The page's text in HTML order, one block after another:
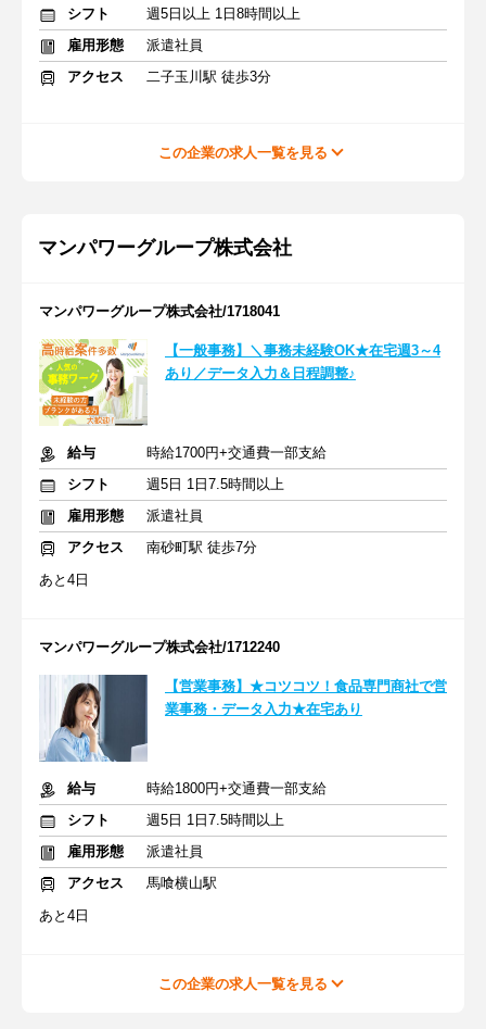
シフト
週5日以上 1日8時間以上
雇用形態
派遣社員
アクセス
二子玉川駅 徒歩3分
この企業の求人一覧を見る
マンパワーグループ株式会社
マンパワーグループ株式会社/1718041
【一般事務】＼事務未経験OK★在宅週3～4
あり／データ入力＆日程調整♪
給与
時給1700円+交通費一部支給
シフト
週5日 1日7.5時間以上
雇用形態
派遣社員
アクセス
南砂町駅 徒歩7分
あと4日
マンパワーグループ株式会社/1712240
【営業事務】★コツコツ！食品専門商社で営
業事務・データ入力★在宅あり
給与
時給1800円+交通費一部支給
シフト
週5日 1日7.5時間以上
雇用形態
派遣社員
アクセス
馬喰横山駅
あと4日
この企業の求人一覧を見る